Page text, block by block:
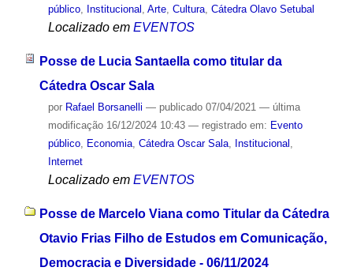
público, Institucional , Arte, Cultura, Cátedra Olavo Setubal
Localizado em EVENTOS
Posse de Lucia Santaella como titular da
Cátedra Oscar Sala
por Rafael Borsanelli — publicado07/04/2021 — última
modificação16/12/2024 10:43 — registrado em: Evento
público, Economia, Cátedra Oscar Sala, Institucional ,
Internet
Localizado em EVENTOS
Posse de Marcelo Viana como Titular da Cátedra
Otavio Frias Filho de Estudos em Comunicação,
Democracia e Diversidade - 06/11/2024